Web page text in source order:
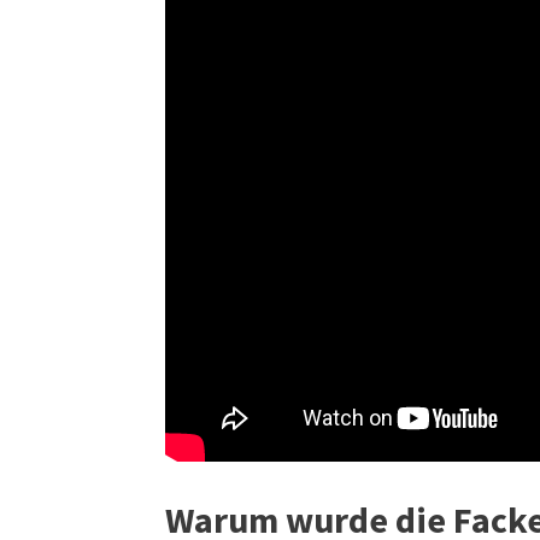
Warum wurde die